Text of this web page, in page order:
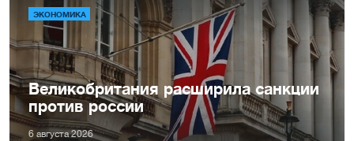
ЭКОНОМИКА
Великобритания расширила санкции
против россии
6 августа 2026